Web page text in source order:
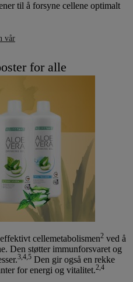
til å forsyne cellene optimalt
vår
for alle
cellemetabolismen2 ved å
Den støtter immunforsvaret og
3,4,5 Den gir også en rekke
for energi og vitalitet.2,4